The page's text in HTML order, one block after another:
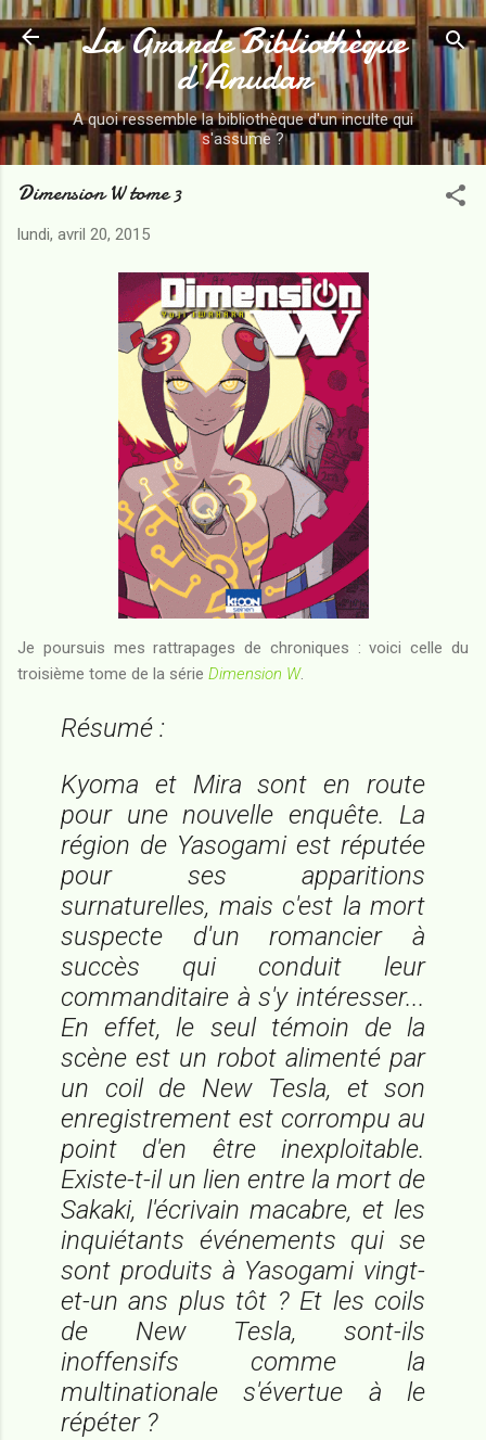
Accéder au contenu principal
La Grande Bibliothèque
d’Anudar
A quoi ressemble la bibliothèque d'un inculte qui
s'assume ?
Dimension W tome 3
lundi, avril 20, 2015
Je poursuis mes rattrapages de chroniques : voici celle du
troisième tome de la série Dimension W.
Résumé :
Kyoma et Mira sont en route
pour une nouvelle enquête. La
région de Yasogami est réputée
pour ses apparitions
surnaturelles, mais c'est la mort
suspecte d'un romancier à
succès qui conduit leur
commanditaire à s'y intéresser...
En effet, le seul témoin de la
scène est un robot alimenté par
un coil de New Tesla, et son
enregistrement est corrompu au
point d'en être inexploitable.
Existe-t-il un lien entre la mort de
Sakaki, l'écrivain macabre, et les
inquiétants événements qui se
sont produits à Yasogami vingt-
et-un ans plus tôt ? Et les coils
de New Tesla, sont-ils
inoffensifs comme la
multinationale s'évertue à le
répéter ?